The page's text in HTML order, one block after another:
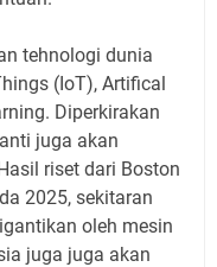
tehnologi dunia
(IoT), Artifical
Diperkirakan
juga akan
riset dari Boston
2025, sekitaran
oleh mesin
juga juga akan